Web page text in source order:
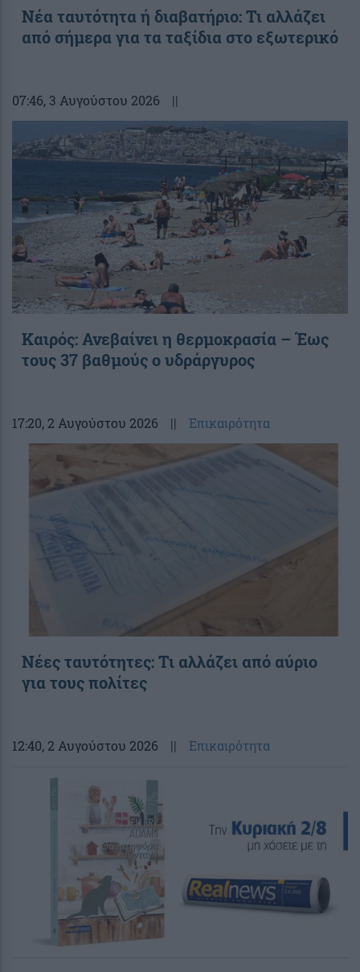
Νέα ταυτότητα ή διαβατήριο: Τι αλλάζει
από σήμερα για τα ταξίδια στο εξωτερικό
07:46, 3 Αυγούστου 2026 ||
Καιρός: Ανεβαίνει η θερμοκρασία – Έως
τους 37 βαθμούς ο υδράργυρος
17:20, 2 Αυγούστου 2026 || Επικαιρότητα
Νέες ταυτότητες: Τι αλλάζει από αύριο
για τους πολίτες
12:40, 2 Αυγούστου 2026 || Επικαιρότητα